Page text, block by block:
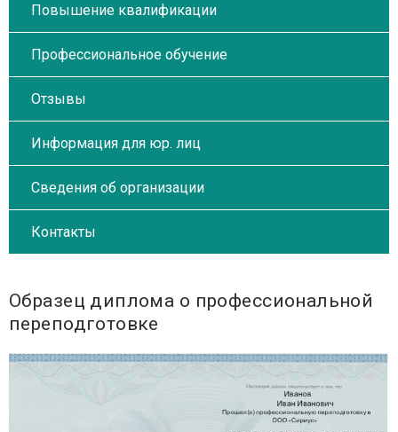
Повышение квалификации
Профессиональное обучение
Отзывы
Информация для юр. лиц
Сведения об организации
Контакты
Образец диплома о профессиональной
переподготовке